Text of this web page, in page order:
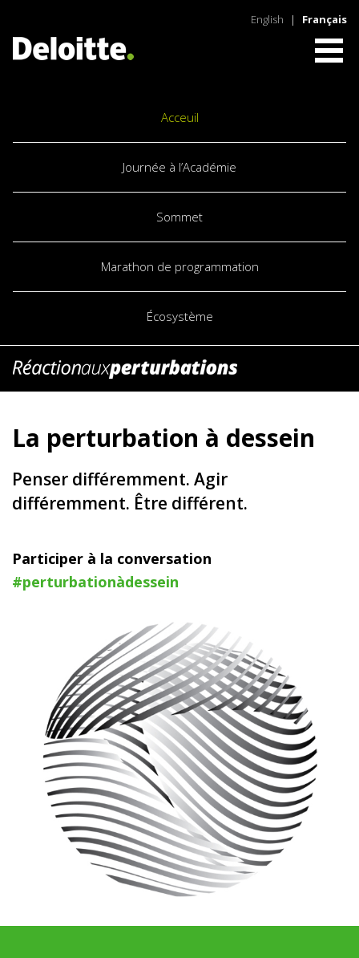
Français
|
English
Acceuil
Journée à l’Académie
Sommet
Marathon de programmation
Écosystème
La perturbation à dessein
Penser différemment. Agir
différemment. Être différent.
Participer à la conversation
#perturbationàdessein